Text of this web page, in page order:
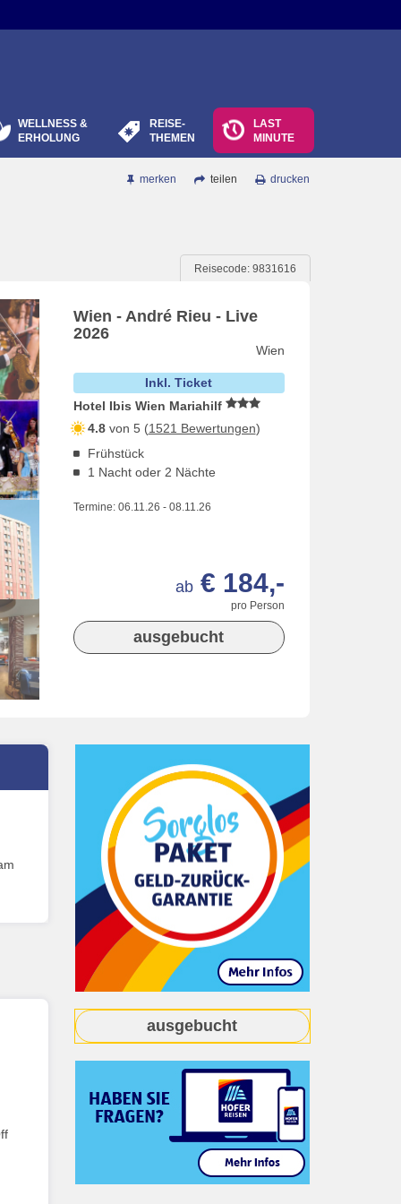
WELLNESS &
ERHOLUNG
REISE-
THEMEN
LAST
MINUTE
drucken
teilen
merken
Reisecode: 9831616
Wien - André Rieu - Live
2026
Wien
Inkl. Ticket
Hotel Ibis Wien Mariahilf
4.8von 5 (1521 Bewertungen)
Frühstück
1 Nacht oder 2 Nächte
Termine: 06.11.26 - 08.11.26
pro Person
ab € 184,-
ausgebucht
ausgebucht